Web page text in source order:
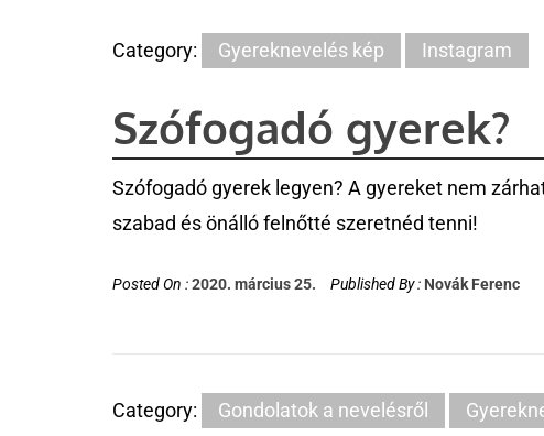
Category: Gyereknevelés kép Instagram
Szófogadó gyerek?
Szófogadó gyerek legyen? A gyereket nem
szabad és önálló felnőtté szeretnéd tenni!
Posted On :2020. március 25. Published By : Novák Ferenc
Category: Gondolatok a nevelésről